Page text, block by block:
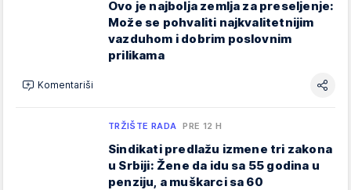
Ovo je najbolja zemlja za preseljenje:
Može se pohvaliti najkvalitetnijim
vazduhom i dobrim poslovnim
prilikama
Komentariši
TRŽIŠTE RADA PRE 12 H
Sindikati predlažu izmene tri zakona
u Srbiji: Žene da idu sa 55 godina u
penziju, a muškarci sa 60